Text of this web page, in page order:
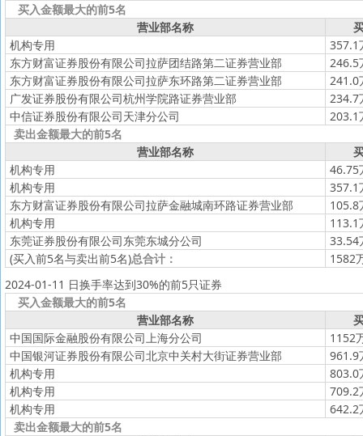
买入金额最大的前5名
营业部名称
机构专用
357.1
东方财富证券股份有限公司拉萨团结路第二证券营业部
246.5
东方财富证券股份有限公司拉萨东环路第二证券营业部
241.0
广发证券股份有限公司杭州学院路证券营业部
234.7
中信证券股份有限公司天津分公司
203.1
卖出金额最大的前5名
营业部名称
机构专用
46.75
机构专用
357.1
东方财富证券股份有限公司拉萨金融城南环路证券营业部
105.8
机构专用
113.1
东莞证券股份有限公司东莞东城分公司
33.54
(买入前5名与卖出前5名)总合计：
1582
2024-01-11 日换手率达到30%的前5只证券
买入金额最大的前5名
营业部名称
中国国际金融股份有限公司上海分公司
1152
中国银河证券股份有限公司北京中关村大街证券营业部
961.9
机构专用
803.0
机构专用
709.2
机构专用
642.2
卖出金额最大的前5名